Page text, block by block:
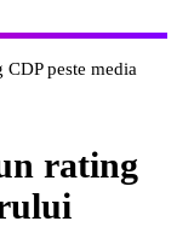
peste media
rating